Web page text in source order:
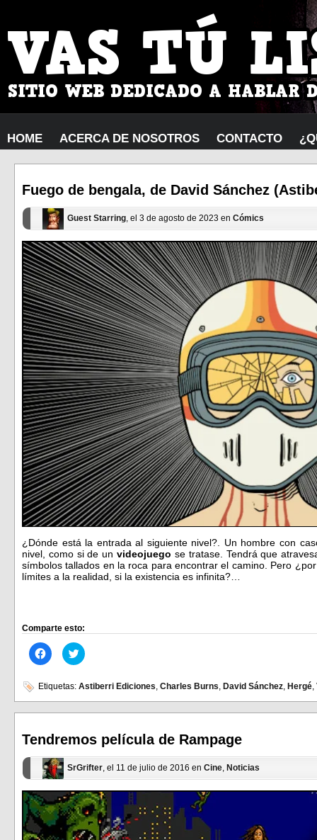
HOME ACERCA DE NOSOTROS CONTACTO
Fuego de bengala, de David Sánchez
Guest Starring, el 3 de agosto de 2023 en Cómics
¿Dónde está la entrada al siguiente nivel?. Un hombre con
nivel, como si de unvideojuego se tratase. Tendrá que
símbolos tallados en la roca para encontrar el camino. Pero
límites a la realidad, si la existencia es infinita?…
Comparte esto:
Haz
clic
en
Facebook
(Se
abre
ventana
nueva)
Haz
clic
en
(Se
abre
ventana
nueva)
Etiquetas: Astiberri Ediciones, Charles Burns, David Sánchez, Hergé,
Tendremos película de Rampage
SrGrifter, el 11 de julio de 2016 en Cine, Noticias